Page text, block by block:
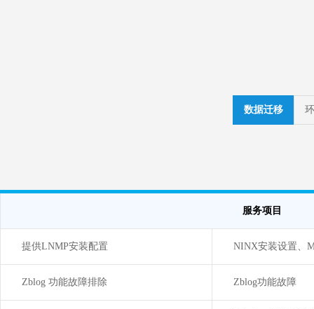
数据迁移
服务项目
提供LNMP安装配置 NINX安装设置、
Zblog 功能故障排除 Zblog功能故障